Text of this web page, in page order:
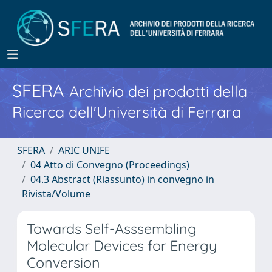
SFERA Archivio dei prodotti della
Ricerca dell'Università di Ferrara
SFERA
ARIC UNIFE
04 Atto di Convegno (Proceedings)
04.3 Abstract (Riassunto) in convegno in
Rivista/Volume
Towards Self-Asssembling
Molecular Devices for Energy
Conversion